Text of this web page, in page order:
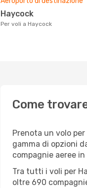
Haycock
Per voli a Haycock
Come
Prenota un volo
gamma di opzioni
compagnie aeree
Tra tutti i voli per
oltre 690